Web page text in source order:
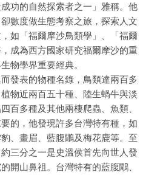
功的自然探索者之一」雅稱。他
數度做生態考察之旅，探索人文
如「福爾摩沙鳥類學」、「福爾
成為西方國家研究福爾摩沙的重
物學界重要經典。
發表的物種名錄，鳥類達兩百多
物近兩百五十種、陸生蝸牛與淡
百多種及其他兩棲爬蟲、魚類、
的，他發現許多台灣特有種，如
、畫眉、藍腹鷳及梅花鹿等。至
三分之一是史溫侯首先向世人發
開山鼻祖。台灣特有的藍腹鷳、